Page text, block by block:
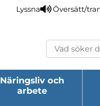
Lyssna Översätt/
Sök
Näringsliv och
arbete